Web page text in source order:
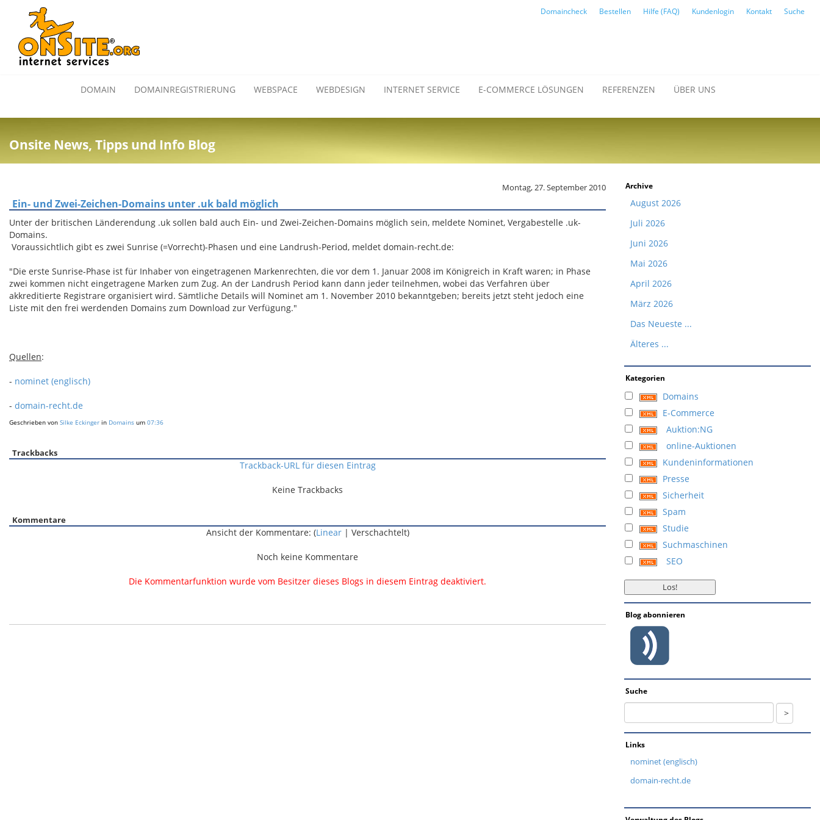
Domaincheck Bestellen Hilfe (FAQ) Kundenlogin Kontakt Suche
DOMAIN DOMAINREGISTRIERUNG WEBSPACE WEBDESIGN INTERNET SERVICE E-COMMERCE LÖSUNGEN REFERENZEN ÜBER UNS
Onsite News, Tipps und Info Blog
Montag, 27. September 2010
Ein- und Zwei-Zeichen-Domains unter .uk bald möglich
Unter der britischen Länderendung .uk sollen bald auch Ein- und Zwei-Zeichen-Domains möglich sein, meldete Nominet, Vergabestelle .uk-
Domains.
Voraussichtlich gibt es zwei Sunrise (=Vorrecht)-Phasen und eine Landrush-Period, meldet domain-recht.de:
"Die erste Sunrise-Phase ist für Inhaber von eingetragenen Markenrechten, die vor dem 1. Januar 2008 im Königreich in Kraft waren; in Phase
zwei kommen nicht eingetragene Marken zum Zug. An der Landrush Period kann dann jeder teilnehmen, wobei das Verfahren über
akkreditierte Registrare organisiert wird. Sämtliche Details will Nominet am 1. November 2010 bekanntgeben; bereits jetzt steht jedoch eine
Liste mit den frei werdenden Domains zum Download zur Verfügung."
Quellen:
- nominet (englisch)
- domain-recht.de
Geschrieben von Silke Eckinger in Domains um 07:36
Trackbacks
Trackback-URL für diesen Eintrag
Keine Trackbacks
Kommentare
Ansicht der Kommentare: (Linear| Verschachtelt)
Noch keine Kommentare
Die Kommentarfunktion wurde vom Besitzer dieses Blogs in diesem Eintrag deaktiviert.
Archive
August 2026
Juli 2026
Juni 2026
Mai 2026
April 2026
März 2026
Das Neueste ...
Älteres ...
Kategorien
Domains
E-Commerce
Auktion:NG
online-Auktionen
Kundeninformationen
Presse
Sicherheit
Spam
Studie
Suchmaschinen
SEO
Blog abonnieren
Suche
Links
nominet (englisch)
domain-recht.de